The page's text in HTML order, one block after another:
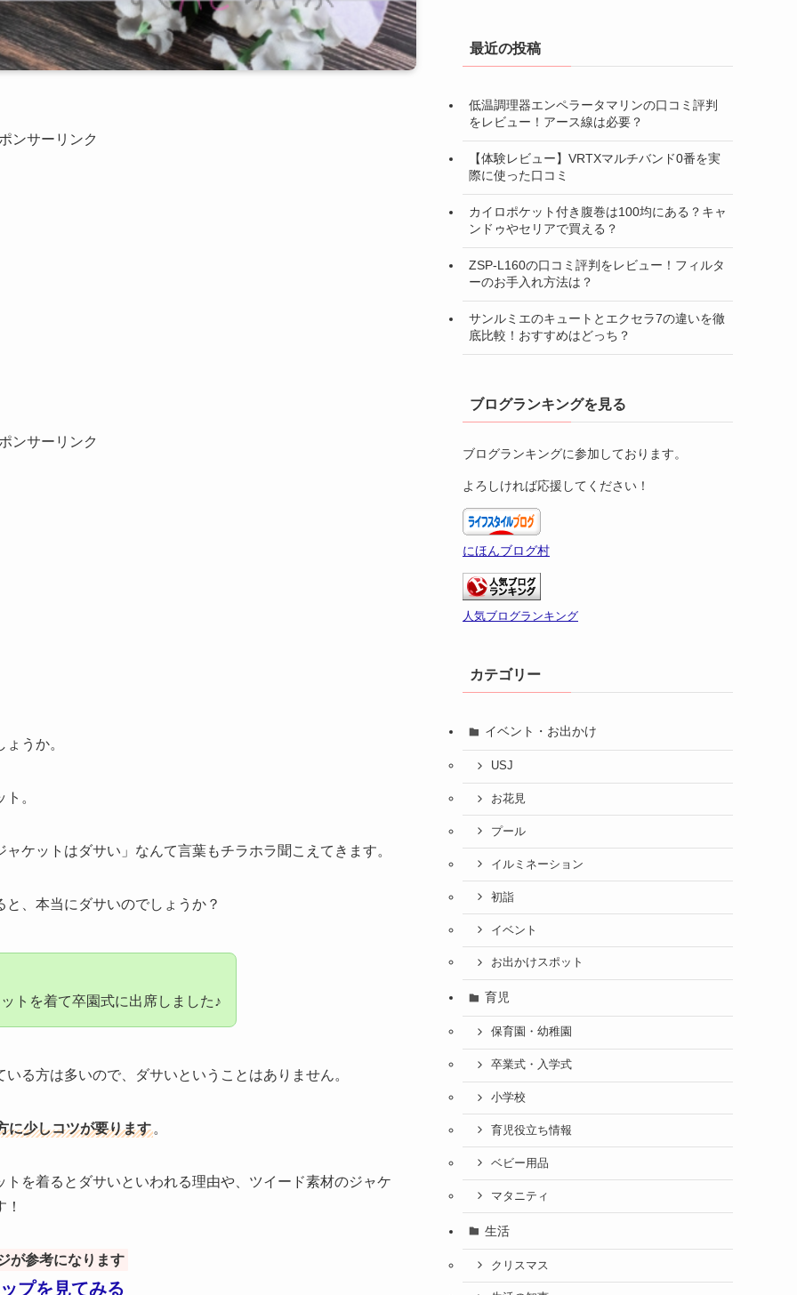
ンサーリンク
ンサーリンク
うか。
。
ケットはダサい」なんて言葉もチラホラ聞こえてきます。
、本当にダサいのでしょうか？
トを着て卒園式に出席しました♪
る方は多いので、ダサいということはありません。
に少しコツが要ります 。
を着るとダサいといわれる理由や、ツイード素材のジャケ
が参考になります
プを見てみる
最近の投稿
低温調理器エンペラータマリンの口コミ評判
をレビュー！アース線は必要？
【体験レビュー】VRTXマルチバンド0番を実
際に使った口コミ
カイロポケット付き腹巻は100均にある？キャ
ンドゥやセリアで買える？
ZSP-L160の口コミ評判をレビュー！フィルタ
ーのお手入れ方法は？
サンルミエのキュートとエクセラ7の違いを徹
底比較！おすすめはどっち？
ブログランキングを見る
ブログランキングに参加しております。
よろしければ応援してください！
にほんブログ村
人気ブログランキング
カテゴリー
イベント・お出かけ
USJ
お花見
プール
イルミネーション
初詣
イベント
お出かけスポット
育児
保育園・幼稚園
卒業式・入学式
小学校
育児役立ち情報
ベビー用品
マタニティ
生活
クリスマス